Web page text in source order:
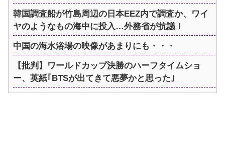
韓国調査船が竹島周辺の日本EEZ内で調査か、ワイ
ヤのようなもの海中に投入…外務省が抗議！
中国の海水浴場の映像があまりにも・・・
【批判】ワールドカップ決勝のハーフタイムショ
ー、英紙｢BTSが出てきて悪夢かと思った｣